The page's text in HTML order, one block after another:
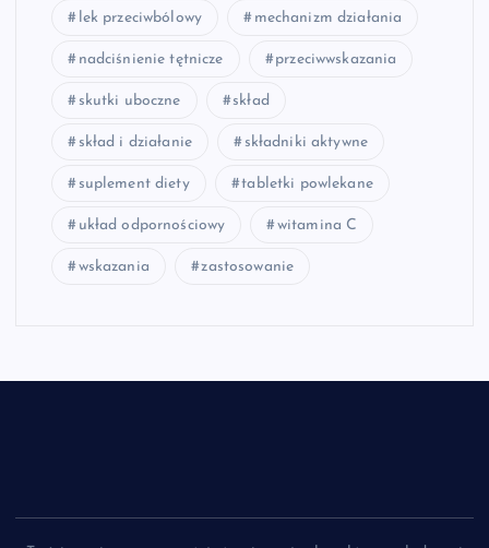
lek przeciwbólowy mechanizm działania
nadciśnienie tętnicze przeciwwskazania
skutki uboczne skład
skład i działanie składniki aktywne
suplement diety tabletki powlekane
układ odpornościowy witamina C
wskazania zastosowanie